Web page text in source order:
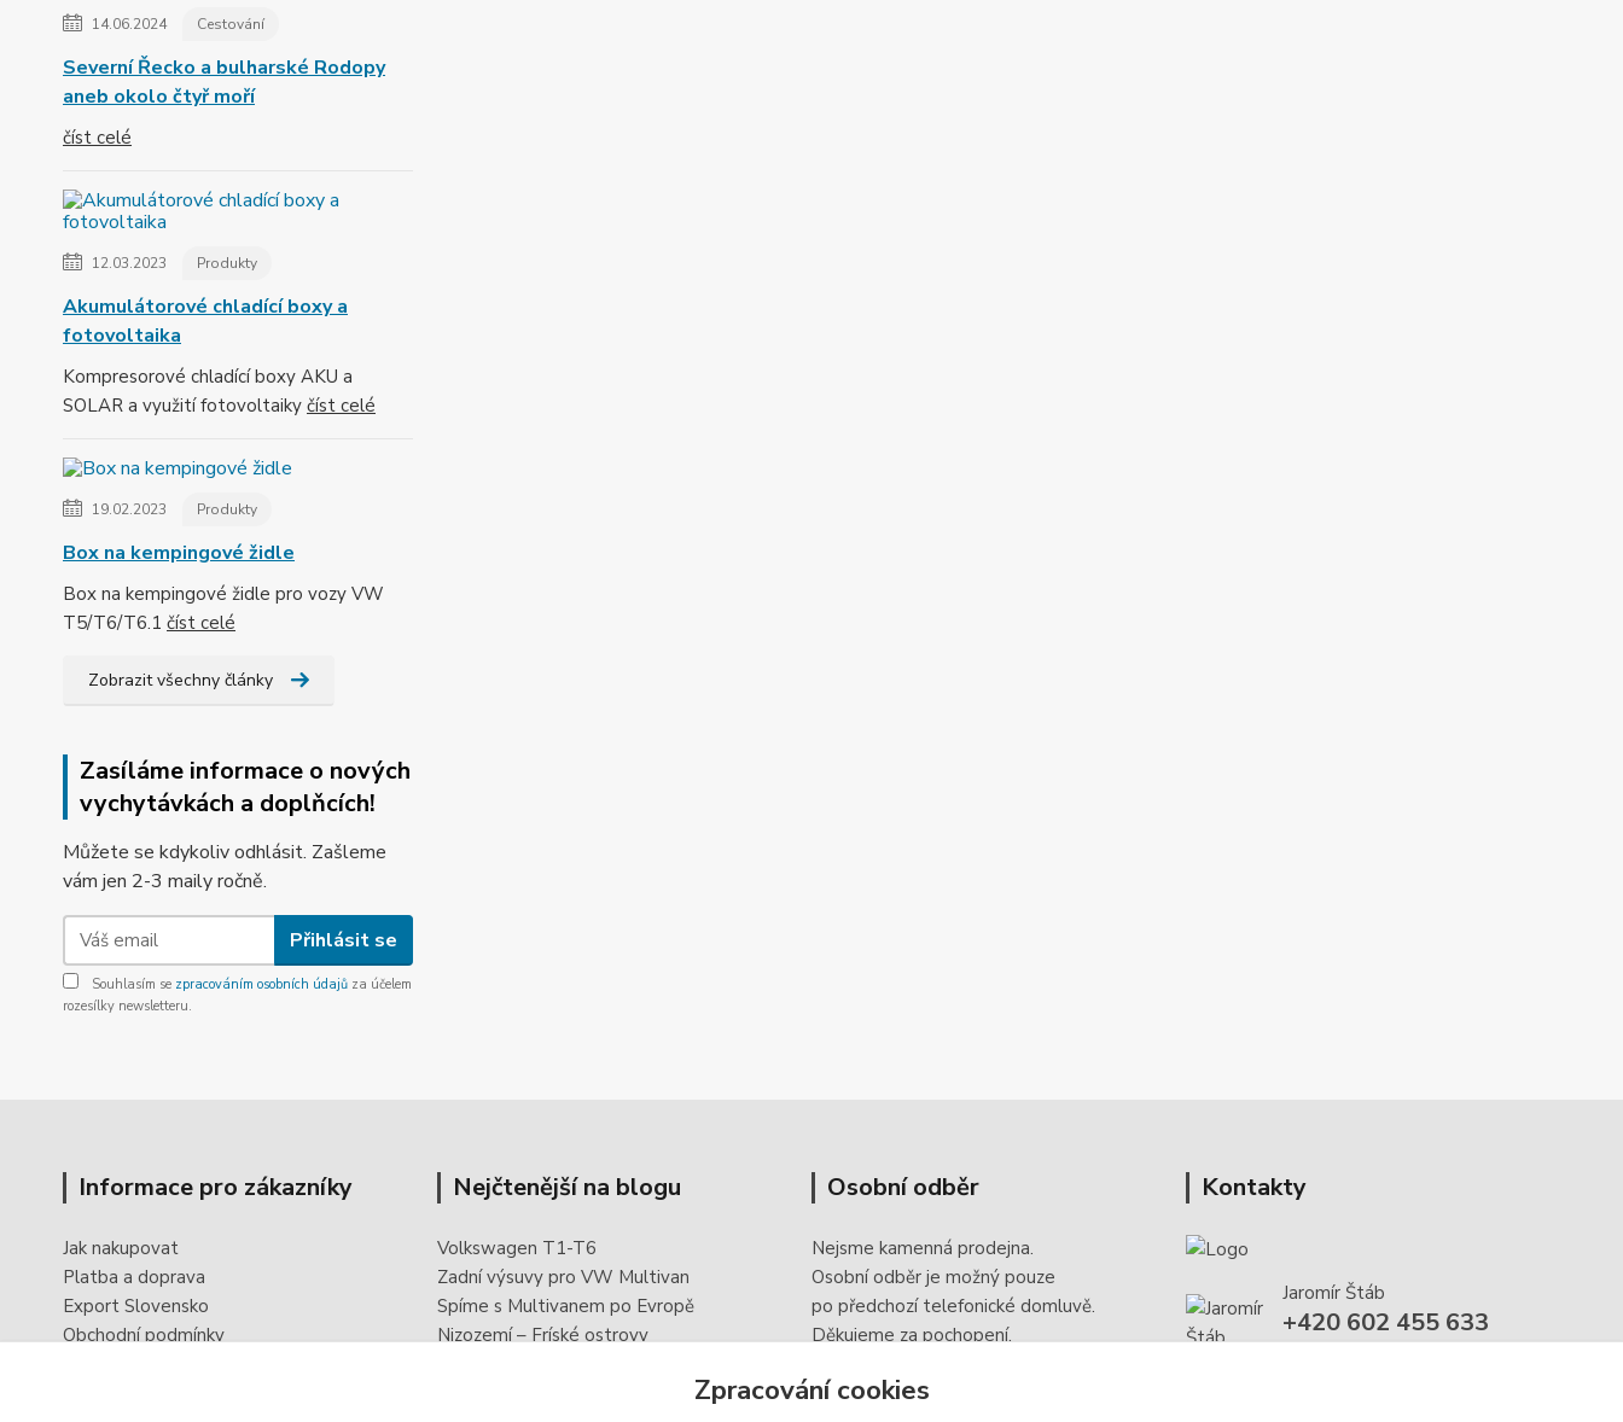
14.06.2024 Cestování
Severní Řecko a bulharské Rodopy
aneb okolo čtyř moří
číst celé
12.03.2023 Produkty
Akumulátorové chladící boxy a
fotovoltaika
Kompresorové chladící boxy AKU a
SOLAR a využití fotovoltaiky číst celé
19.02.2023 Produkty
Box na kempingové židle
Box na kempingové židle pro vozy VW
T5/T6/T6.1 číst celé
Zobrazit všechny články
Zasíláme informace o nových
vychytávkách a doplňcích!
Můžete se kdykoliv odhlásit. Zašleme
vám jen 2-3 maily ročně.
Přihlásit se
Souhlasím se zpracováním osobních údajů za účelem
rozesílky newsletteru.
Informace pro zákazníky
Jak nakupovat
Platba a doprava
Export Slovensko
Obchodní podmínky
Nejčtenější na blogu
Volkswagen T1-T6
Zadní výsuvy pro VW Multivan
Spíme s Multivanem po Evropě
Nizozemí – Fríské ostrovy
Osobní odběr
Nejsme kamenná prodejna.
Osobní odběr je možný pouze
po předchozí telefonické domluvě.
Děkujeme za pochopení.
Kontakty
Jaromír Štáb
+420 602 455 633
Zpracování cookies